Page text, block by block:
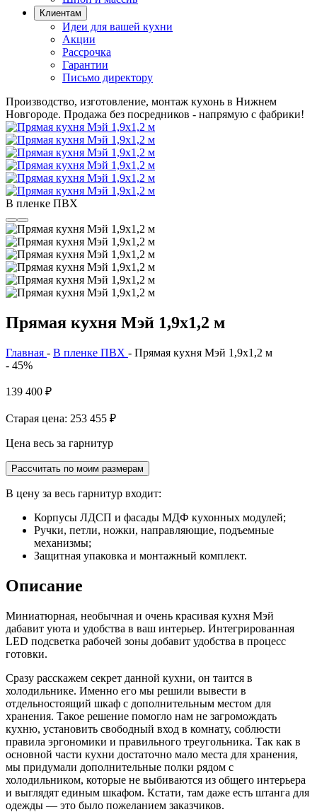
Клиентам
Идеи для вашей кухни
Акции
Рассрочка
Гарантии
Письмо директору
Производство, изготовление, монтаж кухонь в Нижнем
Новгороде. Продажа без посредников - напрямую с фабрики!
В пленке ПВХ
Прямая кухня Мэй 1,9x1,2 м
Главная - В пленке ПВХ - Прямая кухня Мэй 1,9x1,2 м
- 45%
139 400 ₽
Старая цена: 253 455 ₽
Цена весь за гарнитур
Рассчитать по моим размерам
В цену за весь гарнитур входит:
Корпусы ЛДСП и фасады МДФ кухонных модулей;
Ручки, петли, ножки, направляющие, подъемные
механизмы;
Защитная упаковка и монтажный комплект.
Описание
Миниатюрная, необычная и очень красивая кухня Мэй
дабавит уюта и удобства в ваш интерьер. Интегрированная
LED подсветка рабочей зоны добавит удобства в процесс
готовки.
Сразу расскажем секрет данной кухни, он таится в
холодильнике. Именно его мы решили вывести в
отдельностоящий шкаф с дополнительным местом для
хранения. Такое решение помогло нам не загромождать
кухню, установить свободный вход в комнату, соблюсти
правила эргономики и правильного треугольника. Так как в
основной части кухни достаточно мало места для хранения,
мы придумали дополнительные полки рядом с
холодильником, которые не выбиваются из общего интерьера
и выглядят единым шкафом. Кстати, там даже есть штанга для
одежды — это было пожеланием заказчиков.